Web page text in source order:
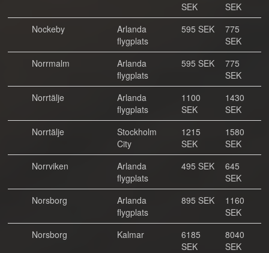
SEK
SEK
Nockeby
Arlanda
flygplats
595 SEK
775
SEK
Norrmalm
Arlanda
flygplats
595 SEK
775
SEK
Norrtälje
Arlanda
flygplats
1100
SEK
1430
SEK
Norrtälje
Stockholm
City
1215
SEK
1580
SEK
Norrviken
Arlanda
flygplats
495 SEK
645
SEK
Norsborg
Arlanda
flygplats
895 SEK
1160
SEK
Norsborg
Kalmar
6185
SEK
8040
SEK